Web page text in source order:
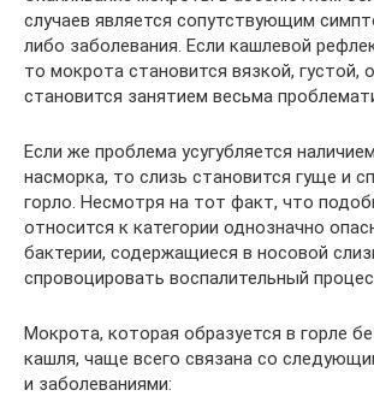
случаев является сопутствующим
либо заболевания. Если кашлевой
то мокрота становится вязкой, густой,
становится занятием весьма
Если же проблема усугубляется
насморка, то слизь становится гуще и
горло. Несмотря на тот факт, что
относится к категории однозначно
бактерии, содержащиеся в носовой
спровоцировать воспалительный
Мокрота, которая образуется в горле
кашля, чаще всего связана со
и заболеваниями: